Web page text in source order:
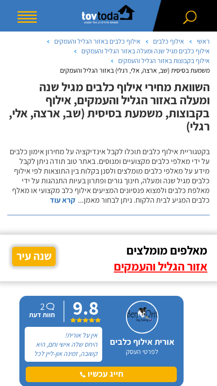
ראשי אילוף כלבים
אילוף כלבים באזור הגליל והעמקים
אילוף כלבים מגיל שנה ומעלה באזור הגליל והעמקים
אילוף בקבוצות באזור הגליל והעמקים
משמעת בסיסית (שב, ארצה, אלי, רגלי) באזור הגליל והעמקים
השוואת מחירי אילוף כלבים מגיל שנה
ומעלה באזור הגליל והעמקים, אילוף
בקבוצות, משמעת בסיסית (שב, ארצה, אלי,
רגלי)
בקטגוריית אילוף כלבים תוכלו לקבל אינדיקציה על מחירון אימון כלבים
על ידי מאלפי כלבים מקצועיים ומנוסים. באתר טוב תודה ניתן לקבל
מידע על מאלפי כלבים מומלצים ולסנן בקלות בין התוצאות לפי אילוף
כלבים מגיל שנה ומעלה, חינוך גורים ופתרון בעיות התנהגות על ידי
מאלפת כלבים ולמצוא פנסיונים המציעים אילוף כלב מקצועי או מאלף
כלבים המגיע לבית הלקוח. ניתן לבחור מאמן... קרא עוד
מאלפים מומלצים
אזור הגליל והעמקים
שנה עיר
אורית אילוף כלבים
לפרטי העסק
9.8
2
חוות דעת
אין על אורית!
היחס שלה אישי וחם, היא
קשובה, זמינה און-ליין לכל
שאלה ובאמת שמגיעות לה
רק מחמאות. אל אורית
פניתי בעקבות החלטה
חייג עכשיו